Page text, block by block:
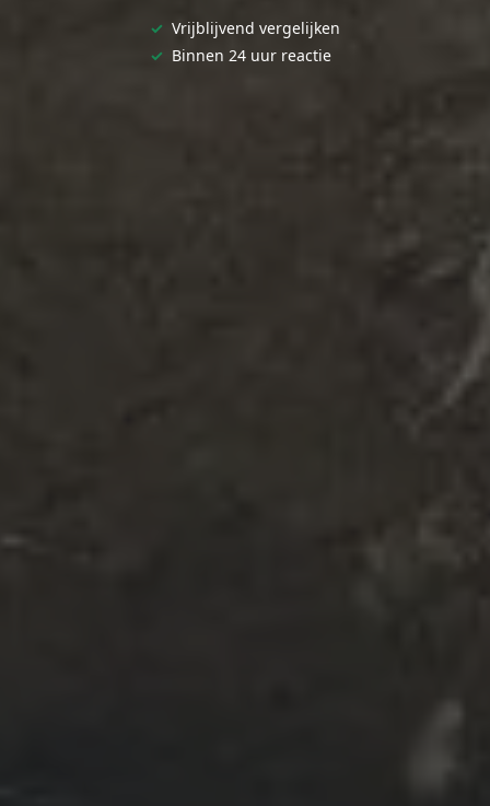
✓ Vrijblijvend vergelijken
✓ Binnen 24 uur reactie